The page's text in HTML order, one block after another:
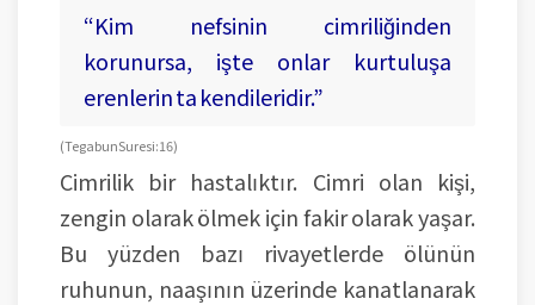
“Kim nefsinin cimriliğinden
korunursa, işte onlar kurtuluşa
erenlerin ta kendileridir.”
(Tegabun Suresi: 16)
Cimrilik bir hastalıktır. Cimri olan kişi,
zengin olarak ölmek için fakir olarak yaşar.
Bu yüzden bazı rivayetlerde ölünün
ruhunun, naaşının üzerinde kanatlanarak